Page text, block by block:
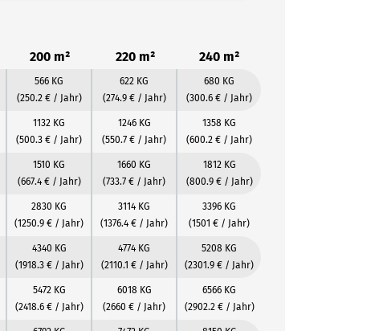
200 m² 220 m² 240 m²
566 KG
(250.2 € / Jahr)
622 KG
(274.9 € / Jahr)
680 KG
(300.6 € / Jahr)
1132 KG
(500.3 € / Jahr)
1246 KG
(550.7 € / Jahr)
1358 KG
(600.2 € / Jahr)
1510 KG
(667.4 € / Jahr)
1660 KG
(733.7 € / Jahr)
1812 KG
(800.9 € / Jahr)
2830 KG
(1250.9 € / Jahr)
3114 KG
(1376.4 € / Jahr)
3396 KG
(1501 € / Jahr)
4340 KG
(1918.3 € / Jahr)
4774 KG
(2110.1 € / Jahr)
5208 KG
(2301.9 € / Jahr)
5472 KG
(2418.6 € / Jahr)
6018 KG
(2660 € / Jahr)
6566 KG
(2902.2 € / Jahr)